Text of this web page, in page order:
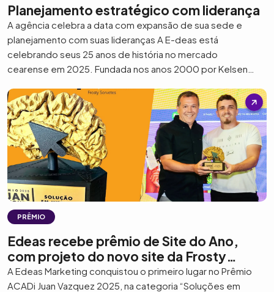
Planejamento estratégico com liderança
A agência celebra a data com expansão de sua sede e
planejamento com suas lideranças A E-deas está
celebrando seus 25 anos de história no mercado
cearense em 2025. Fundada nos anos 2000 por Kelsen
se consolida como parceira estratégica de negócios.
“Celebrar 25 anos de história […]
PRÊMIO
Edeas recebe prêmio de Site do Ano,
com projeto do novo site da Frosty
Sorvetes
A Edeas Marketing conquistou o primeiro lugar no Prêmio
ACADi Juan Vazquez 2025, na categoria “Soluções em